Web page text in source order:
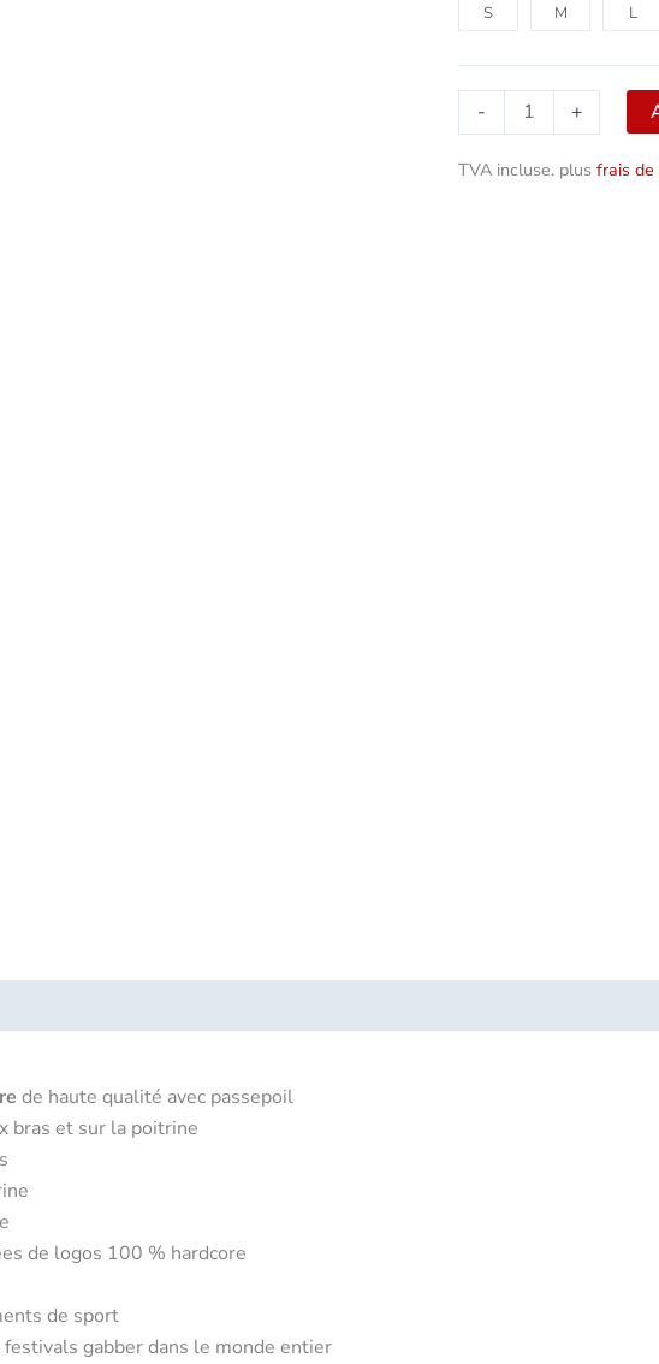
S M L
- +
TVA incluse. plus frais
de haute qualité avec passepoil
bras et sur la poitrine
de logos 100 % hardcore
de sport
gabber dans le monde entier